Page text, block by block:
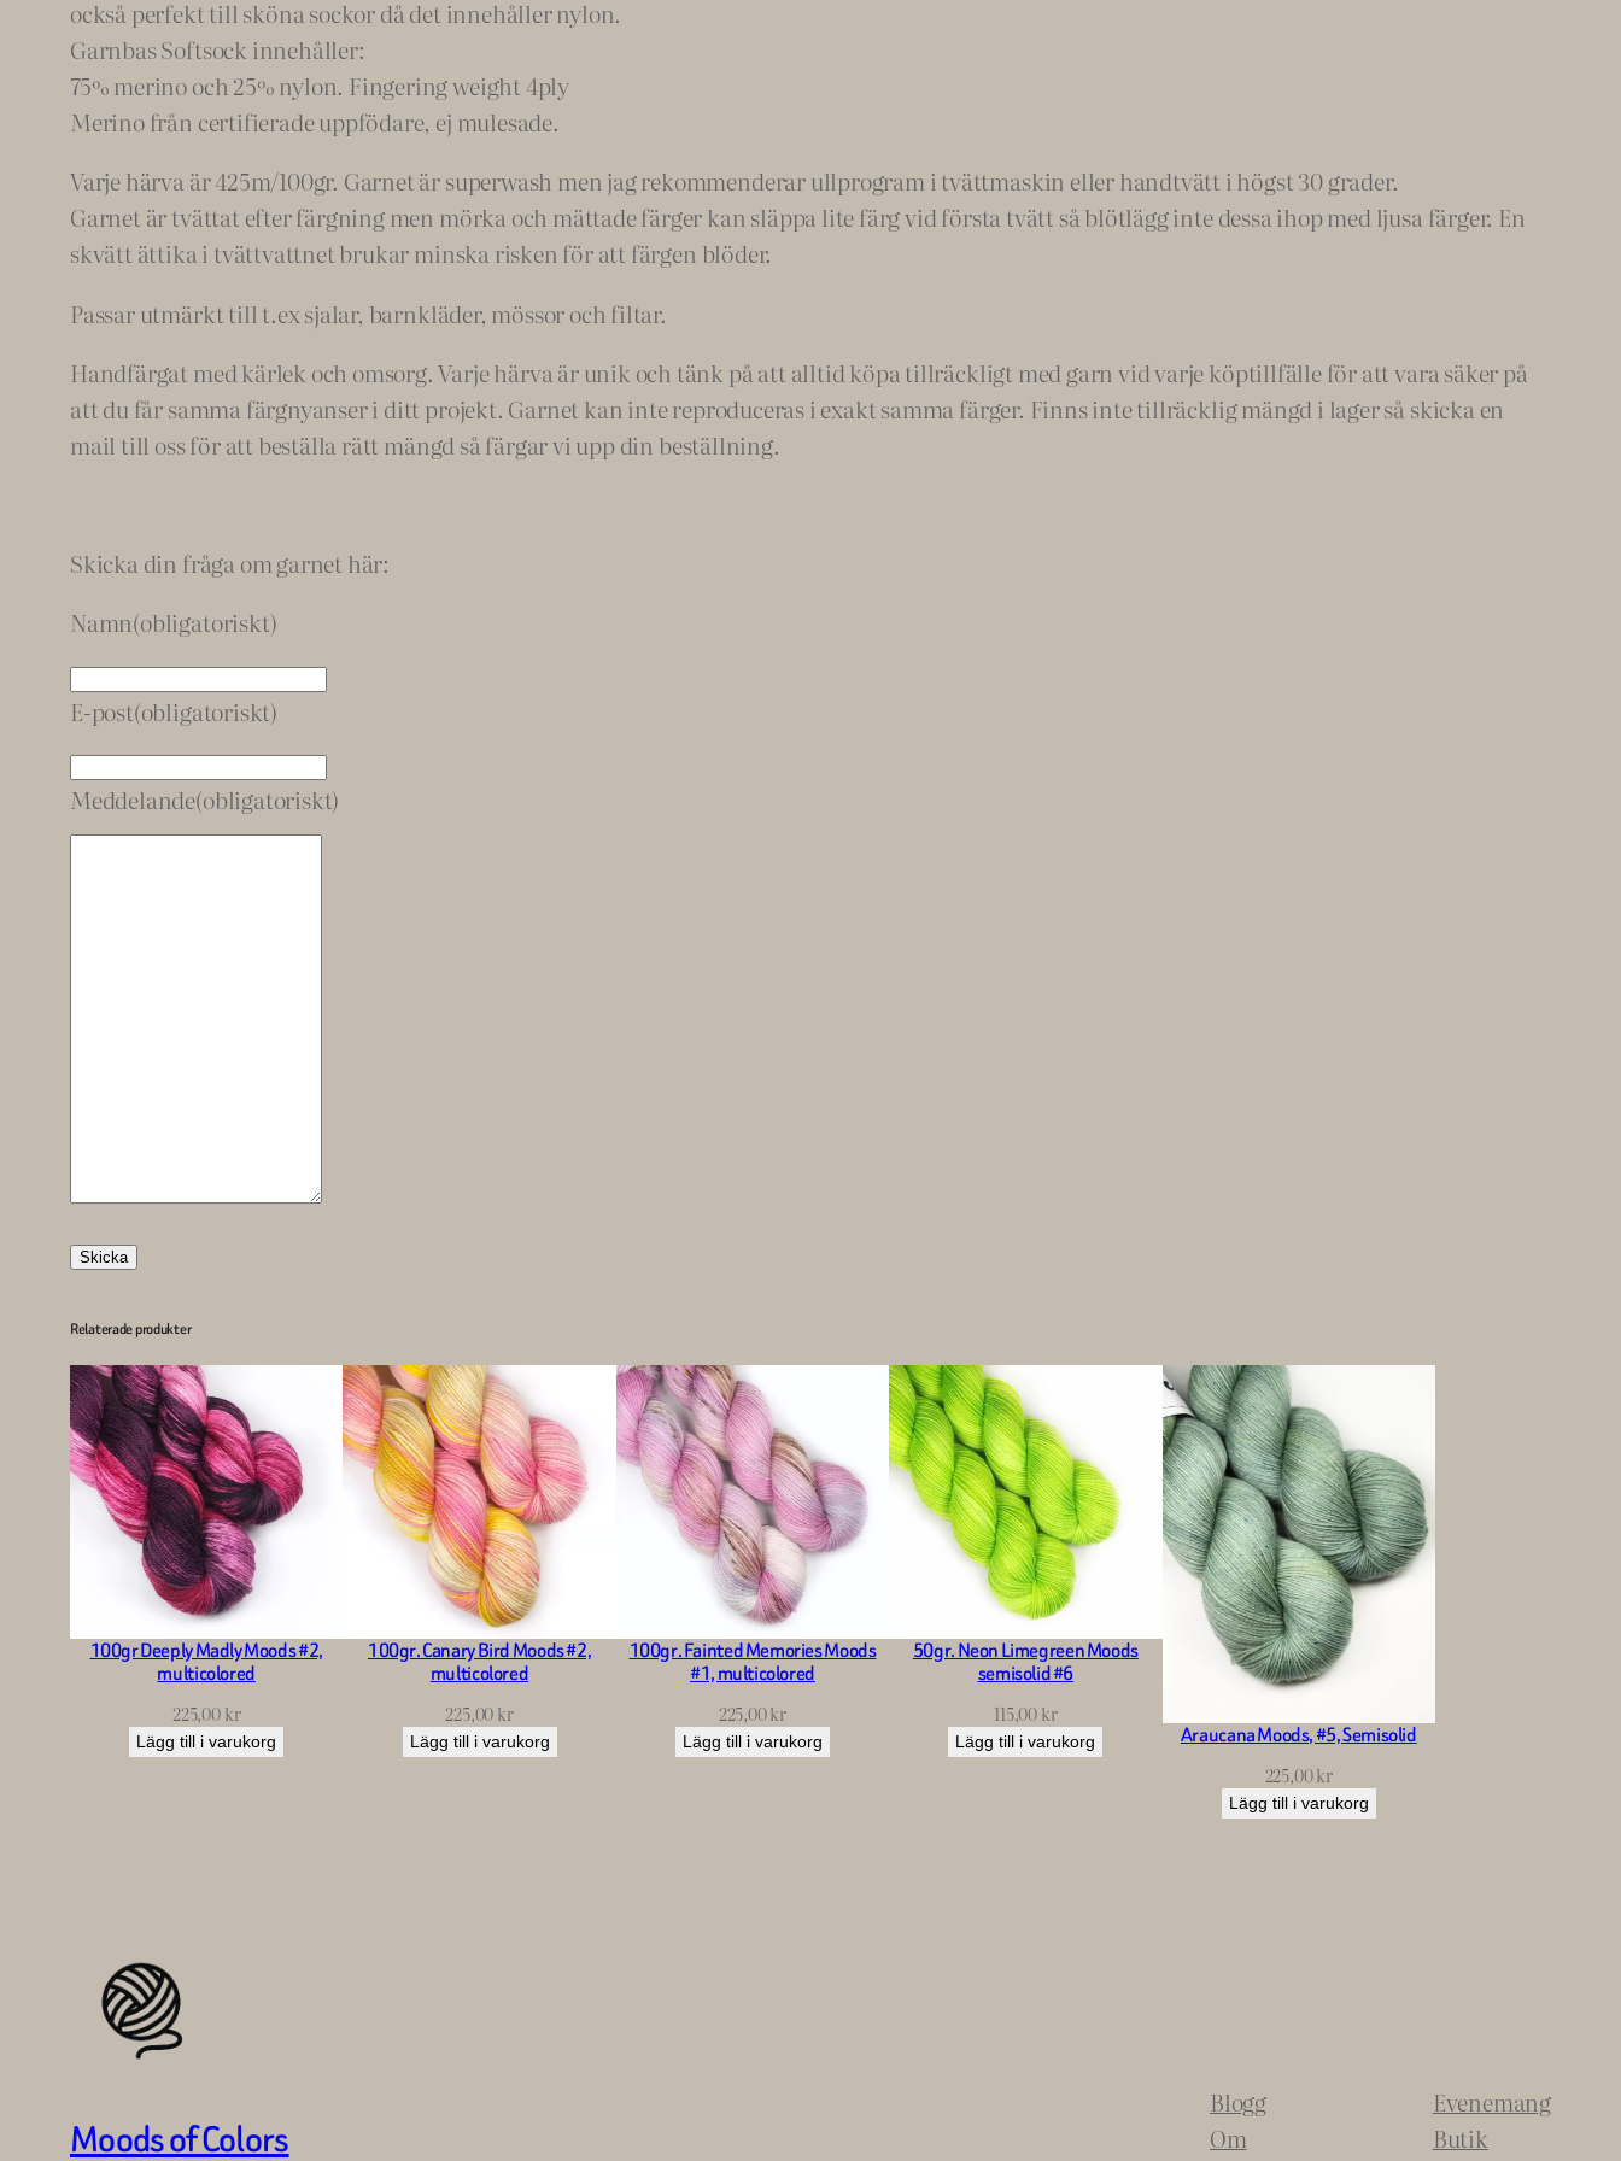
s
e
m
l
i
d
också perfekt till sköna sockor då det innehåller nylon.
Garnbas Softsock innehåller:
75% merino och 25% nylon. Fingering weight 4ply
Merino från certifierade uppfödare, ej mulesade.
Varje härva är 425m/100gr. Garnet är superwash men jag rekommenderar ullprogram i tvättmaskin eller handtvätt i högst 30 grader.
Garnet är tvättat efter färgning men mörka och mättade färger kan släppa lite färg vid första tvätt så blötlägg inte dessa ihop med ljusa färger. En
skvätt ättika i tvättvattnet brukar minska risken för att färgen blöder.
Passar utmärkt till t.ex sjalar, barnkläder, mössor och filtar.
Handfärgat med kärlek och omsorg. Varje härva är unik och tänk på att alltid köpa tillräckligt med garn vid varje köptillfälle för att vara säker på
att du får samma färgnyanser i ditt projekt. Garnet kan inte reproduceras i exakt samma färger. Finns inte tillräcklig mängd i lager så skicka en
mail till oss för att beställa rätt mängd så färgar vi upp din beställning.
Skicka din fråga om garnet här:
Namn(obligatoriskt)
E-post(obligatoriskt)
Meddelande(obligatoriskt)
Skicka
Relaterade produkter
100gr Deeply Madly Moods #2,
multicolored
225,00kr
Lägg till i varukorg
100gr. Canary Bird Moods #2,
multicolored
225,00kr
Lägg till i varukorg
100gr. Fainted Memories Moods
#1, multicolored
225,00kr
Lägg till i varukorg
50gr. Neon Limegreen Moods
semisolid #6
115,00kr
Lägg till i varukorg Araucana Moods, #5, Semisolid
225,00kr
Lägg till i varukorg
Moods of Colors
Blogg
Om
Evenemang
Butik